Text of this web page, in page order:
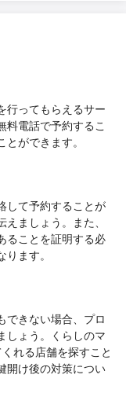
行ってもらえるサー
料電話で予約するこ
ができます。
して予約することが
ましょう。また、
ることを証明する必
ます。
できない場合、プロ
しょう。くらしのマ
れる店舗を探すこと
開け後の対策につい